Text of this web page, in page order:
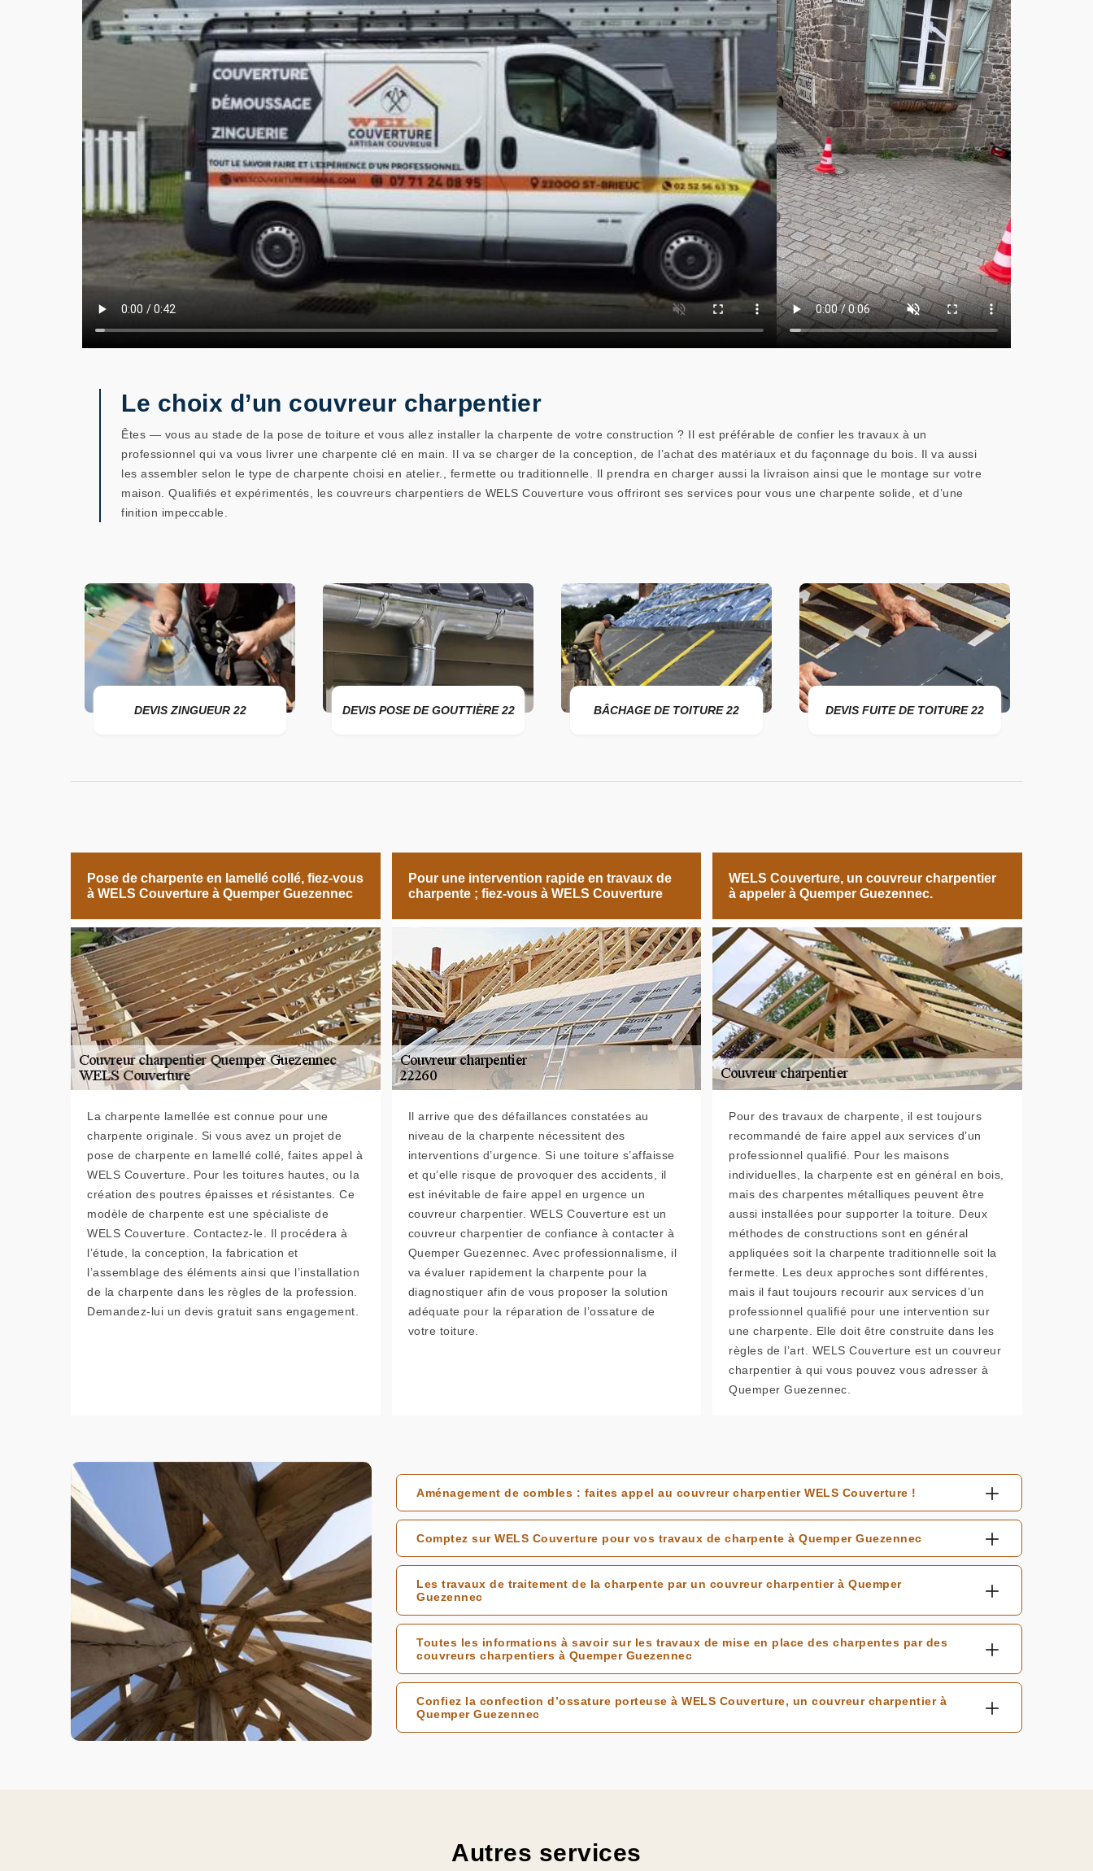
Le choix d’un couvreur charpentier
Êtes — vous au stade de la pose de toiture et vous allez installer la charpente de votre construction ? Il est préférable de confier les travaux à un
professionnel qui va vous livrer une charpente clé en main. Il va se charger de la conception, de l’achat des matériaux et du façonnage du bois. Il va aussi
les assembler selon le type de charpente choisi en atelier., fermette ou traditionnelle. Il prendra en charger aussi la livraison ainsi que le montage sur votre
maison. Qualifiés et expérimentés, les couvreurs charpentiers de WELS Couverture vous offriront ses services pour vous une charpente solide, et d’une
finition impeccable.
DEVIS ZINGUEUR 22 DEVIS POSE DE GOUTTIÈRE 22 BÂCHAGE DE TOITURE 22 DEVIS FUITE DE TOITURE 22
Pose de charpente en lamellé collé, fiez-vous
à WELS Couverture à Quemper Guezennec
La charpente lamellée est connue pour une
charpente originale. Si vous avez un projet de
pose de charpente en lamellé collé, faites appel à
WELS Couverture. Pour les toitures hautes, ou la
création des poutres épaisses et résistantes. Ce
modèle de charpente est une spécialiste de
WELS Couverture. Contactez-le. Il procédera à
l’étude, la conception, la fabrication et
l’assemblage des éléments ainsi que l’installation
de la charpente dans les règles de la profession.
Demandez-lui un devis gratuit sans engagement.
Pour une intervention rapide en travaux de
charpente ; fiez-vous à WELS Couverture
Il arrive que des défaillances constatées au
niveau de la charpente nécessitent des
interventions d’urgence. Si une toiture s’affaisse
et qu’elle risque de provoquer des accidents, il
est inévitable de faire appel en urgence un
couvreur charpentier. WELS Couverture est un
couvreur charpentier de confiance à contacter à
Quemper Guezennec. Avec professionnalisme, il
va évaluer rapidement la charpente pour la
diagnostiquer afin de vous proposer la solution
adéquate pour la réparation de l’ossature de
votre toiture.
WELS Couverture, un couvreur charpentier
à appeler à Quemper Guezennec.
Pour des travaux de charpente, il est toujours
recommandé de faire appel aux services d’un
professionnel qualifié. Pour les maisons
individuelles, la charpente est en général en bois,
mais des charpentes métalliques peuvent être
aussi installées pour supporter la toiture. Deux
méthodes de constructions sont en général
appliquées soit la charpente traditionnelle soit la
fermette. Les deux approches sont différentes,
mais il faut toujours recourir aux services d’un
professionnel qualifié pour une intervention sur
une charpente. Elle doit être construite dans les
règles de l’art. WELS Couverture est un couvreur
charpentier à qui vous pouvez vous adresser à
Quemper Guezennec.
Aménagement de combles : faites appel au couvreur charpentier WELS Couverture !
Comptez sur WELS Couverture pour vos travaux de charpente à Quemper Guezennec
Les travaux de traitement de la charpente par un couvreur charpentier à Quemper
Guezennec
Toutes les informations à savoir sur les travaux de mise en place des charpentes par des
couvreurs charpentiers à Quemper Guezennec
Confiez la confection d’ossature porteuse à WELS Couverture, un couvreur charpentier à
Quemper Guezennec
Autres services